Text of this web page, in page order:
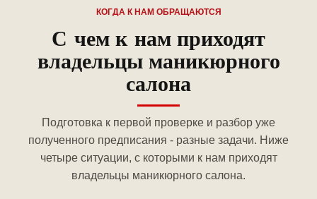
КОГДА К НАМ ОБРАЩАЮТСЯ
С чем к нам приходят
владельцы маникюрного
салона
Подготовка к первой проверке и разбор уже
полученного предписания - разные задачи. Ниже
четыре ситуации, с которыми к нам приходят
владельцы маникюрного салона.